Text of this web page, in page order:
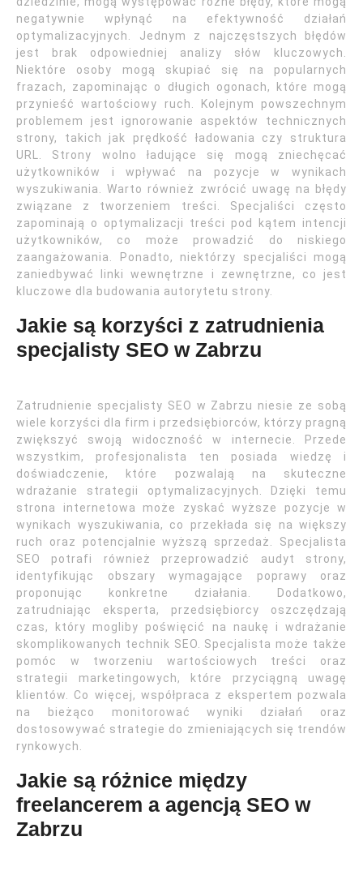
negatywnie wpłynąć na efektywność działań
optymalizacyjnych. Jednym z najczęstszych błędów
jest brak odpowiedniej analizy słów kluczowych.
Niektóre osoby mogą skupiać się na popularnych
frazach, zapominając o długich ogonach, które mogą
przynieść wartościowy ruch. Kolejnym powszechnym
problemem jest ignorowanie aspektów technicznych
strony, takich jak prędkość ładowania czy struktura
URL. Strony wolno ładujące się mogą zniechęcać
użytkowników i wpływać na pozycje w wynikach
wyszukiwania. Warto również zwrócić uwagę na błędy
związane z tworzeniem treści. Specjaliści często
zapominają o optymalizacji treści pod kątem intencji
użytkowników, co może prowadzić do niskiego
zaangażowania. Ponadto, niektórzy specjaliści mogą
zaniedbywać linki wewnętrzne i zewnętrzne, co jest
kluczowe dla budowania autorytetu strony.
Jakie są korzyści z zatrudnienia
specjalisty SEO w Zabrzu
Zatrudnienie specjalisty SEO w Zabrzu niesie ze sobą
wiele korzyści dla firm i przedsiębiorców, którzy pragną
zwiększyć swoją widoczność w internecie. Przede
wszystkim, profesjonalista ten posiada wiedzę i
doświadczenie, które pozwalają na skuteczne
wdrażanie strategii optymalizacyjnych. Dzięki temu
strona internetowa może zyskać wyższe pozycje w
wynikach wyszukiwania, co przekłada się na większy
ruch oraz potencjalnie wyższą sprzedaż. Specjalista
SEO potrafi również przeprowadzić audyt strony,
identyfikując obszary wymagające poprawy oraz
proponując konkretne działania. Dodatkowo,
zatrudniając eksperta, przedsiębiorcy oszczędzają
czas, który mogliby poświęcić na naukę i wdrażanie
skomplikowanych technik SEO. Specjalista może także
pomóc w tworzeniu wartościowych treści oraz
strategii marketingowych, które przyciągną uwagę
klientów. Co więcej, współpraca z ekspertem pozwala
na bieżąco monitorować wyniki działań oraz
dostosowywać strategie do zmieniających się trendów
rynkowych.
Jakie są różnice między
freelancerem a agencją SEO w
Zabrzu